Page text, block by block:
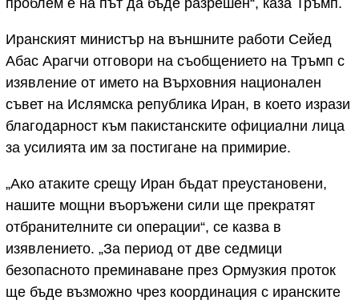
проблем е на път да бъде разрешен“, каза Тръмп.
Иранският министър на външните работи Сейед
Абас Арагчи отговори на съобщението на Тръмп с
изявление от името на Върховния национален
съвет на Ислямска република Иран, в което изрази
благодарност към пакистанските официални лица
за усилията им за постигане на примирие.
„Ако атаките срещу Иран бъдат преустановени,
нашите мощни въоръжени сили ще прекратят
отбранителните си операции“, се казва в
изявлението. „За период от две седмици
безопасното преминаване през Ормузкия проток
ще бъде възможно чрез координация с иранските